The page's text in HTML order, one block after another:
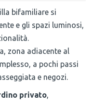
bifamiliare si
e gli spazi luminosi,
zona adiacente al
a pochi passi
e negozi.
privato,